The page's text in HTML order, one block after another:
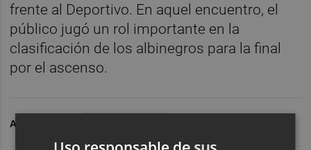
frente al Deportivo. En aquel encuentro, el
público jugó un rol importante en la
clasificación de los albinegros para la final
por el ascenso.
ARCHIVADO EN